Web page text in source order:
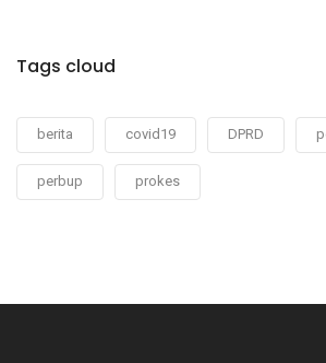
Tags cloud
berita covid19 DPRD
perbup prokes